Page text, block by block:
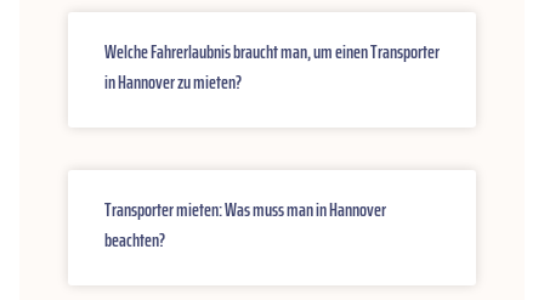
Welche Fahrerlaubnis braucht man, um einen Transporter
in Hannover zu mieten?
Transporter mieten: Was muss man in Hannover
beachten?